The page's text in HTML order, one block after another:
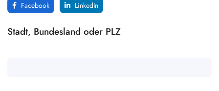
Facebook LinkedIn
Stadt, Bundesland oder PLZ